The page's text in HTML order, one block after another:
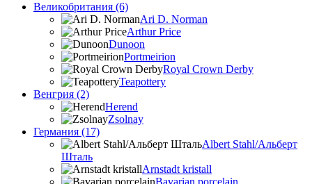
Великобритания (6)
Ari D. Norman
Arthur Price
Dunoon
Portmeirion
Royal Crown Derby
Teapottery
Венгрия (2)
Herend
Zsolnay
Германия (17)
Albert Stahl/Альбеpт
Шталь
Arnstadt kristall
Bavarian porcelain